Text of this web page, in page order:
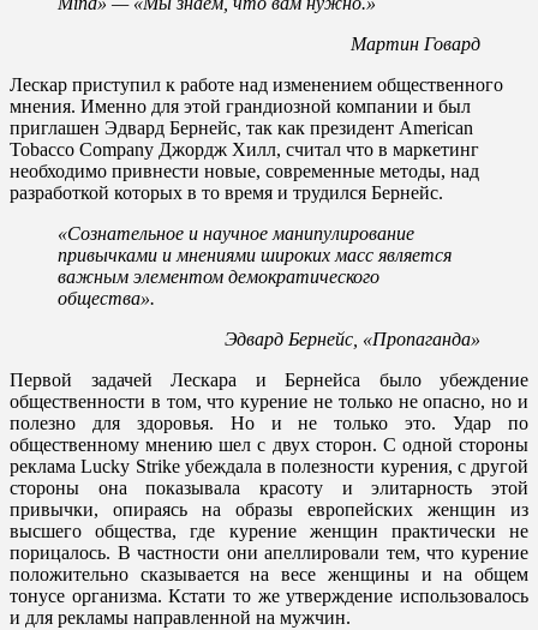
Мартин Говард
Лескар приступил к работе над изменением общественного
мнения. Именно для этой грандиозной компании и был
приглашен Эдвард Бернейс, так как президент American
Tobacco Company Джордж Хилл, считал что в маркетинг
необходимо привнести новые, современные методы, над
разработкой которых в то время и трудился Бернейс.
«Сознательное и научное манипулирование
привычками и мнениями широких масс является
важным элементом демократического
общества».
Эдвард Бернейс, «Пропаганда»
Первой задачей Лескара и Бернейса было убеждение
общественности в том, что курение не только не опасно, но и
полезно для здоровья. Но и не только это. Удар по
общественному мнению шел с двух сторон. С одной стороны
реклама Lucky Strike убеждала в полезности курения, с другой
стороны она показывала красоту и элитарность этой
привычки, опираясь на образы европейских женщин из
высшего общества, где курение женщин практически не
порицалось. В частности они апеллировали тем, что курение
положительно сказывается на весе женщины и на общем
тонусе организма. Кстати то же утверждение использовалось
и для рекламы направленной на мужчин.